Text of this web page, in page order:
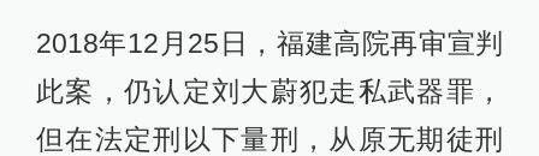
2018年12月25日，福建高院再审宣判
此案，仍认定刘大蔚犯走私武器罪，
但在法定刑以下量刑，从原无期徒刑